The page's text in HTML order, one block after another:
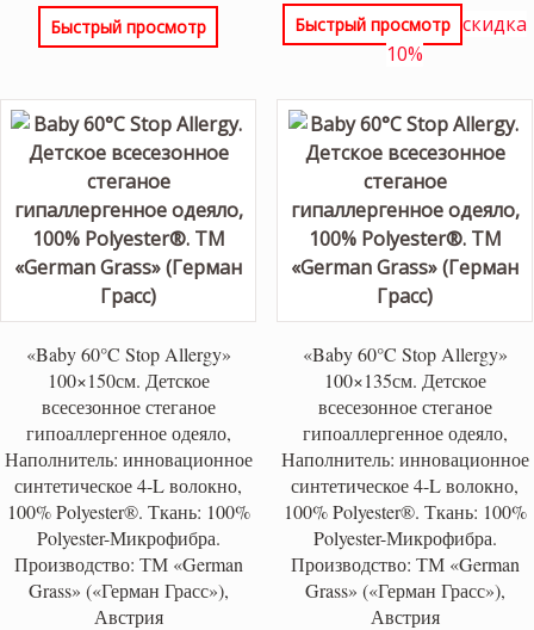
Быстрый просмотр
13,900 ₽.
Быстрый просмотр скидка
10%
«Baby 60°C Stop Allergy»
100×150см. Детское
всесезонное стеганое
гипоаллергенное одеяло,
Наполнитель: инновационное
синтетическое 4-L волокно,
100% Polyester®. Ткань: 100%
Polyester-Микрофибра.
Производство: ТМ «German
Grass» («Герман Грасс»),
Австрия
«Baby 60°C Stop Allergy»
100×135см. Детское
всесезонное стеганое
гипоаллергенное одеяло,
Наполнитель: инновационное
синтетическое 4-L волокно,
100% Polyester®. Ткань: 100%
Polyester-Микрофибра.
Производство: ТМ «German
Grass» («Герман Грасс»),
Австрия